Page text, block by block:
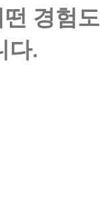
경험도
다.